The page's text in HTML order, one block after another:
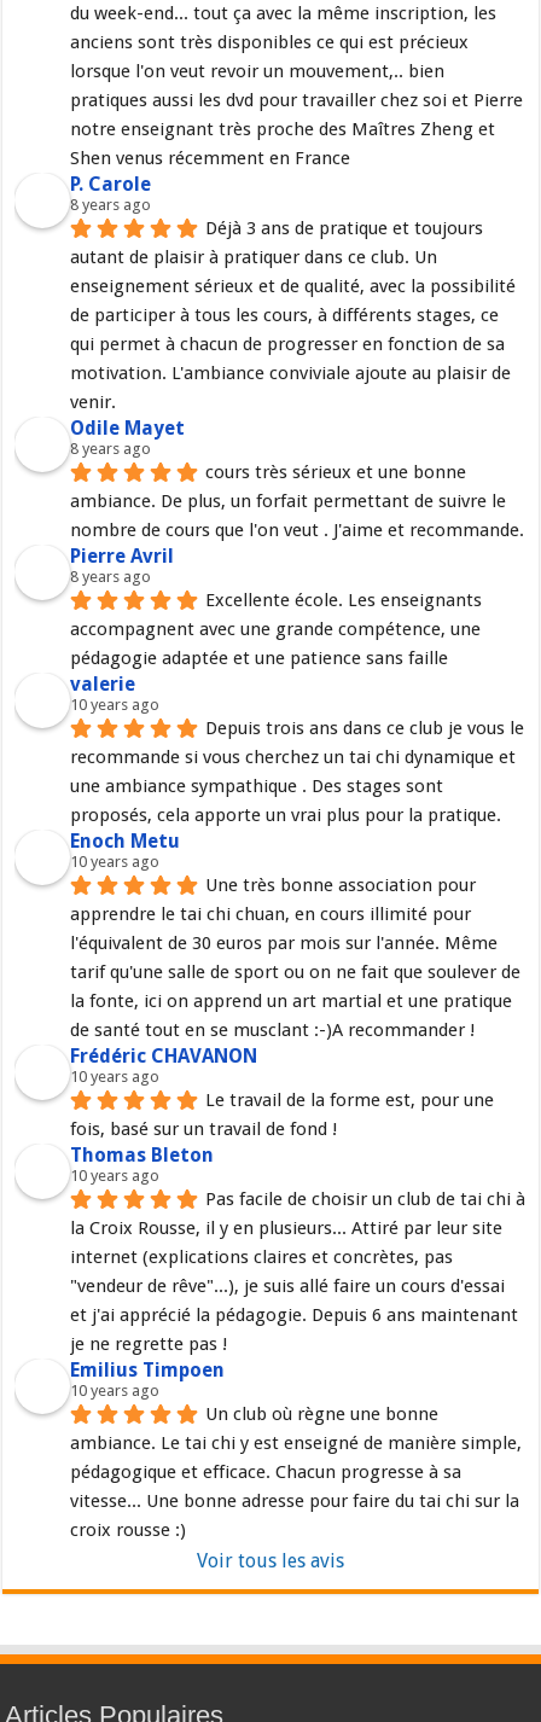
du week-end... tout ça avec la même inscription, les
anciens sont très disponibles ce qui est précieux
lorsque l'on veut revoir un mouvement,.. bien
pratiques aussi les dvd pour travailler chez soi et Pierre
notre enseignant très proche des Maîtres Zheng et
Shen venus récemment en France
P. Carole
8 years ago
Déjà 3 ans de pratique et toujours
autant de plaisir à pratiquer dans ce club. Un
enseignement sérieux et de qualité, avec la possibilité
de participer à tous les cours, à différents stages, ce
qui permet à chacun de progresser en fonction de sa
motivation. L'ambiance conviviale ajoute au plaisir de
venir.
Odile Mayet
8 years ago
cours très sérieux et une bonne
ambiance. De plus, un forfait permettant de suivre le
nombre de cours que l'on veut . J'aime et recommande.
Pierre Avril
8 years ago
Excellente école. Les enseignants
accompagnent avec une grande compétence, une
pédagogie adaptée et une patience sans faille
valerie
10 years ago
Depuis trois ans dans ce club je vous le
recommande si vous cherchez un tai chi dynamique et
une ambiance sympathique . Des stages sont
proposés, cela apporte un vrai plus pour la pratique.
Enoch Metu
10 years ago
Une très bonne association pour
apprendre le tai chi chuan, en cours illimité pour
l'équivalent de 30 euros par mois sur l'année. Même
tarif qu'une salle de sport ou on ne fait que soulever de
la fonte, ici on apprend un art martial et une pratique
de santé tout en se musclant :-)A recommander !
Frédéric CHAVANON
10 years ago
Le travail de la forme est, pour une
fois, basé sur un travail de fond !
Thomas Bleton
10 years ago
Pas facile de choisir un club de tai chi à
la Croix Rousse, il y en plusieurs... Attiré par leur site
internet (explications claires et concrètes, pas
"vendeur de rêve"...), je suis allé faire un cours d'essai
et j'ai apprécié la pédagogie. Depuis 6 ans maintenant
je ne regrette pas !
Emilius Timpoen
10 years ago
Un club où règne une bonne
ambiance. Le tai chi y est enseigné de manière simple,
pédagogique et efficace. Chacun progresse à sa
vitesse... Une bonne adresse pour faire du tai chi sur la
croix rousse :)
Voir tous les avis
Articles Populaires